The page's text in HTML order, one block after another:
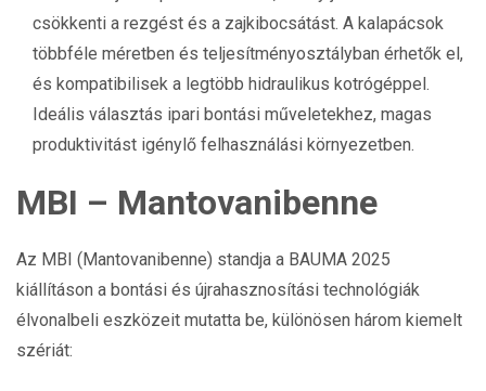
csökkenti a rezgést és a zajkibocsátást. A kalapácsok
többféle méretben és teljesítményosztályban érhetők el,
és kompatibilisek a legtöbb hidraulikus kotrógéppel.
Ideális választás ipari bontási műveletekhez, magas
produktivitást igénylő felhasználási környezetben.
MBI – Mantovanibenne
Az MBI (Mantovanibenne) standja a BAUMA 2025
kiállításon a bontási és újrahasznosítási technológiák
élvonalbeli eszközeit mutatta be, különösen három kiemelt
szériát: